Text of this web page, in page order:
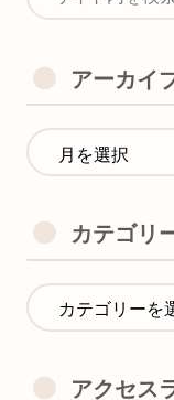
アーカイ
カテゴリ
アクセス